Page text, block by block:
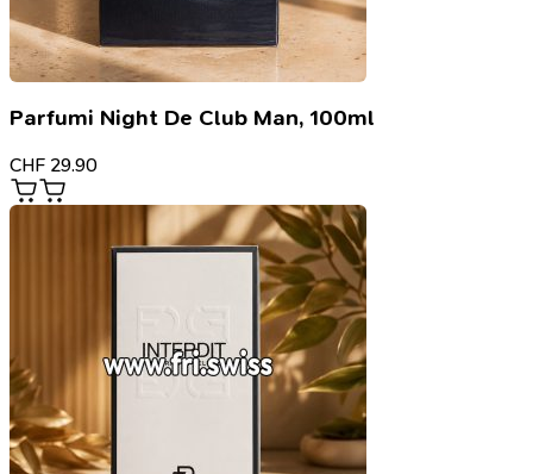
Parfumi Night De Club Man, 100ml
CHF 29.90